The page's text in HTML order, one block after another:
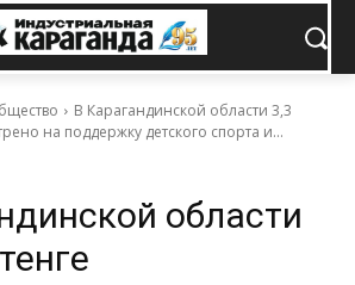
В Карагандинской области 3,3
на поддержку детского спорта и...
области